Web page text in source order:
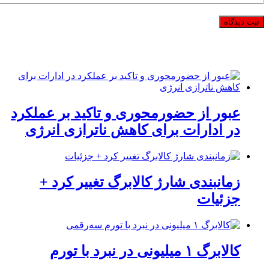
عبور از حضورمحوری و تاکید بر عملکرد
در ادارات برای کاهش ناترازی انرژی
زمانبندی شارژ کالابرگ تغییر کرد +
جزئیات
کالابرگ ۱ میلیونی در نبرد با تورم